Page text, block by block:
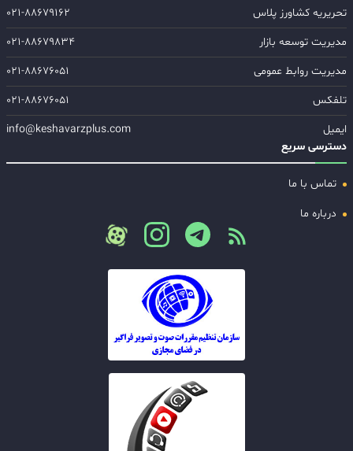
تحریریه کشاورز پلاس
۰۲۱-۸۸۶۷۹۱۶۲
مدیریت توسعه بازار
۰۲۱-۸۸۶۷۹۸۳۴
مدیریت روابط عمومی
۰۲۱-۸۸۶۷۶۰۵۱
تلفکس
۰۲۱-۸۸۶۷۶۰۵۱
ایمیل
info@keshavarzplus.com
دسترسی سریع
تماس با ما
درباره ما